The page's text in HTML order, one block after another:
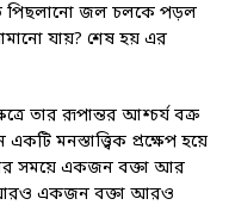
পিছলানো জল চলকে পড়ল
যায়? শেষ হয় এর
তার রূপান্তর আশ্চর্য বক্র
মনস্তাত্ত্বিক প্রক্ষেপ হয়ে
সময়ে একজন বক্তা আর
আরও একজন বক্তা আরও